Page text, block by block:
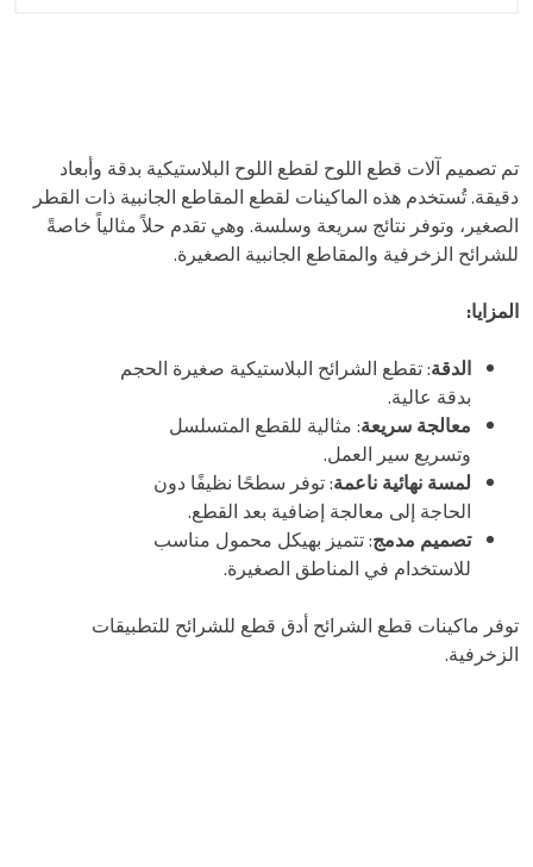
تم تصميم آلات قطع اللوح لقطع اللوح البلاستيكية بدقة وأبعاد
دقيقة. تُستخدم هذه الماكينات لقطع المقاطع الجانبية ذات القطر
الصغير، وتوفر نتائج سريعة وسلسة. وهي تقدم حلاً مثالياً خاصةً
للشرائح الزخرفية والمقاطع الجانبية الصغيرة.
المزايا:
الدقة: تقطع الشرائح البلاستيكية صغيرة الحجم
بدقة عالية.
معالجة سريعة: مثالية للقطع المتسلسل
وتسريع سير العمل.
لمسة نهائية ناعمة: توفر سطحًا نظيفًا دون
الحاجة إلى معالجة إضافية بعد القطع.
تصميم مدمج: تتميز بهيكل محمول مناسب
للاستخدام في المناطق الصغيرة.
توفر ماكينات قطع الشرائح أدق قطع للشرائح للتطبيقات
الزخرفية.